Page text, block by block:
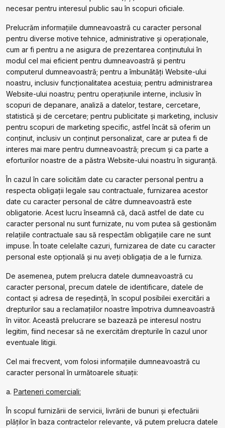
necesar pentru interesul public sau în scopuri oficiale.
Prelucrăm informațiile dumneavoastră cu caracter personal
pentru diverse motive tehnice, administrative și operaționale,
cum ar fi pentru a ne asigura de prezentarea conținutului în
modul cel mai eficient pentru dumneavoastră și pentru
computerul dumneavoastră; pentru a îmbunătăți Website-ului
noastru, inclusiv funcționalitatea acestuia; pentru administrarea
Website-ului noastru; pentru operațiunile interne, inclusiv în
scopuri de depanare, analiză a datelor, testare, cercetare,
statistică și de cercetare; pentru publicitate și marketing, inclusiv
pentru scopuri de marketing specific, astfel încât să oferim un
conținut, inclusiv un conținut personalizat, care ar putea fi de
interes mai mare pentru dumneavoastră; precum și ca parte a
eforturilor noastre de a păstra Website-ului noastru în siguranță.
În cazul în care solicităm date cu caracter personal pentru a
respecta obligații legale sau contractuale, furnizarea acestor
date cu caracter personal de către dumneavoastră este
obligatorie. Acest lucru înseamnă că, dacă astfel de date cu
caracter personal nu sunt furnizate, nu vom putea să gestionăm
relațiile contractuale sau să respectăm obligațiile care ne sunt
impuse. În toate celelalte cazuri, furnizarea de date cu caracter
personal este opțională și nu aveți obligația de a le furniza.
De asemenea, putem prelucra datele dumneavoastră cu
caracter personal, precum datele de identificare, datele de
contact și adresa de reședință, în scopul posibilei exercitări a
drepturilor sau a reclamațiilor noastre împotriva dumneavoastră
în viitor. Această prelucrare se bazează pe interesul nostru
legitim, fiind necesar să ne exercităm drepturile în cazul unor
eventuale litigii.
Cel mai frecvent, vom folosi informațiile dumneavoastră cu
caracter personal în următoarele situații:
a. Parteneri comerciali:
În scopul furnizării de servicii, livrării de bunuri și efectuării
plăților în baza contractelor relevante, vă putem prelucra datele